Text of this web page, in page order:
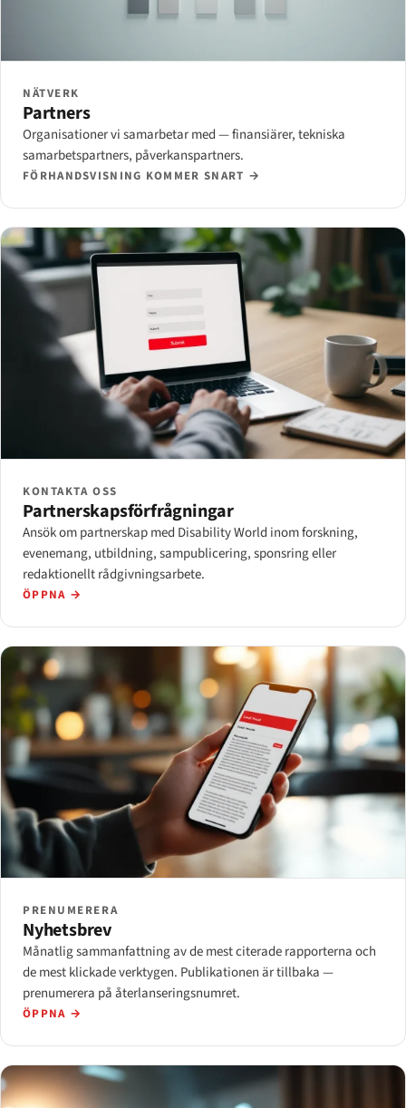
NÄTVERK
Partners
Organisationer vi samarbetar med — finansiärer, tekniska
samarbetspartners, påverkanspartners.
FÖRHANDSVISNING KOMMER SNART →
KONTAKTA OSS
Partnerskapsförfrågningar
Ansök om partnerskap med Disability World inom forskning,
evenemang, utbildning, sampublicering, sponsring eller
redaktionellt rådgivningsarbete.
ÖPPNA →
PRENUMERERA
Nyhetsbrev
Månatlig sammanfattning av de mest citerade rapporterna och
de mest klickade verktygen. Publikationen är tillbaka —
prenumerera på återlanseringsnumret.
ÖPPNA →